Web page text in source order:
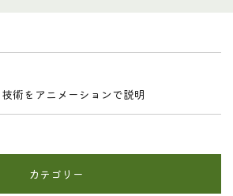
術をアニメーションで説明
カテゴリー